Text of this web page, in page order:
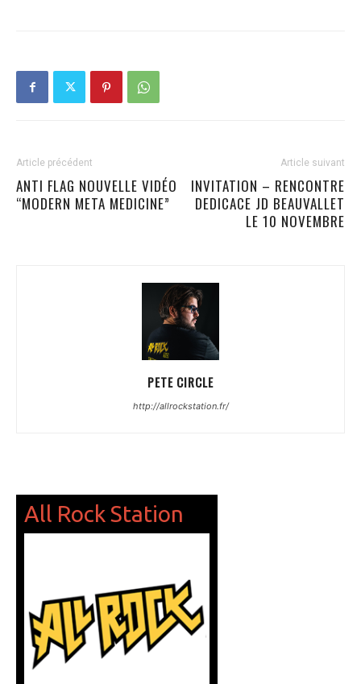
Article précédent
ANTI FLAG NOUVELLE VIDÉO
“MODERN META MEDICINE”
Article suivant
INVITATION – RENCONTRE
DEDICACE JD BEAUVALLET
LE 10 NOVEMBRE
PETE CIRCLE
http://allrockstation.fr/